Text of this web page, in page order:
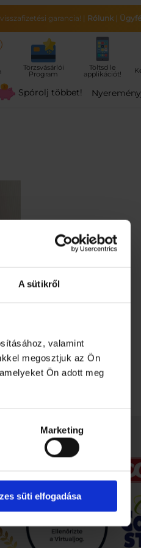
A sütikről
valamint
megosztjuk az Ön
Ön adott meg
Marketing
süti elfogadása
garancia! | Rólunk|
Spórolj többet!